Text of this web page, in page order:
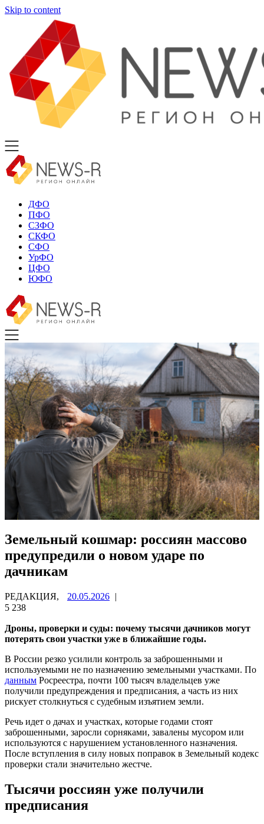
Skip to content
ДФО
ПФО
СЗФО
СКФО
СФО
УрФО
ЦФО
ЮФО
Земельный кошмар: россиян массово
предупредили о новом ударе по
дачникам
РЕДАКЦИЯ, 20.05.2026 |
5 238
Дроны, проверки и суды: почему тысячи дачников могут
потерять свои участки уже в ближайшие годы.
В России резко усилили контроль за заброшенными и
используемыми не по назначению земельными участками. По
данным Росреестра, почти 100 тысяч владельцев уже
получили предупреждения и предписания, а часть из них
рискует столкнуться с судебным изъятием земли.
Речь идет о дачах и участках, которые годами стоят
заброшенными, заросли сорняками, завалены мусором или
используются с нарушением установленного назначения.
После вступления в силу новых поправок в Земельный кодекс
проверки стали значительно жестче.
Тысячи россиян уже получили
предписания